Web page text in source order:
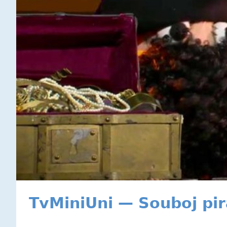
TvMiniUni — Souboj